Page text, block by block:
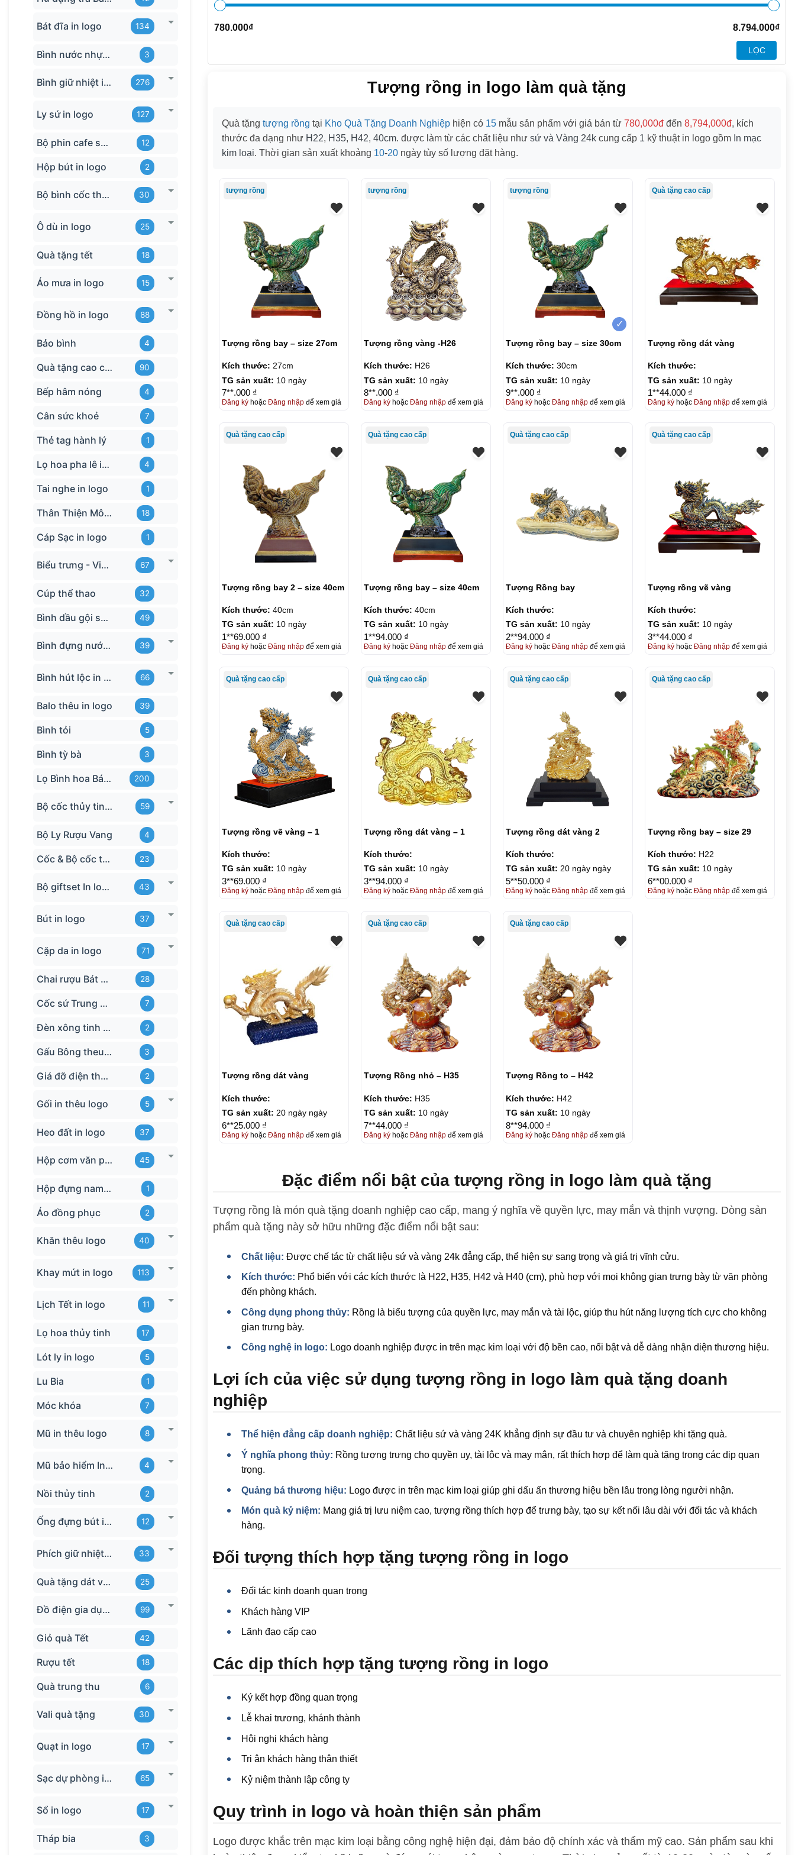
Bát đĩa in logo 134
Bình nước nhựa TQ 3
Bình giữ nhiệt in logo 276
Ly sứ in logo 127
Bộ phin cafe sứ Bát Tràng 12
Hộp bút in logo 2
Bộ bình cốc thủy tinh 30
Ô dù in logo 25
Quà tặng tết 18
Áo mưa in logo 15
Đồng hồ in logo 88
Bảo bình 4
Quà tặng cao cấp 90
Bếp hâm nóng 4
Cân sức khoẻ 7
Thẻ tag hành lý 1
Lọ hoa pha lê in logo 4
Tai nghe in logo 1
Thân Thiện Môi trường 18
Cáp Sạc in logo 1
Biểu trưng - Vinh danh in logo 67
Cúp thể thao 32
Bình dầu gội sữa tắm 49
Bình đựng nước in logo 39
Bình hút lộc in logo 66
Balo thêu in logo 39
Bình tỏi 5
Bình tỳ bà 3
Lọ Bình hoa Bát Tràng in logo 200
Bộ cốc thủy tinh hãng 59
Bộ Ly Rượu Vang 4
Cốc & Bộ cốc thủy tinh TQ 23
Bộ giftset In logo 43
Bút in logo 37
Cặp da in logo 71
Chai rượu Bát Tràng 28
Cốc sứ Trung Quốc 7
Đèn xông tinh dầu 2
Gấu Bông theu-logo 3
Giá đỡ điện thoại 2
Gối in thêu logo 5
Heo đất in logo 37
Hộp cơm văn phòng 45
Hộp đựng name card 1
Áo đồng phục 2
Khăn thêu logo 40
Khay mứt in logo 113
Lịch Tết in logo 11
Lọ hoa thủy tinh 17
Lót ly in logo 5
Lu Bia 1
Móc khóa 7
Mũ in thêu logo 8
Mũ bảo hiểm In logo 4
Nồi thủy tinh 2
Ống đựng bút in logo 12
Phích giữ nhiệt quà tặng 33
Quà tặng dát vàng 25
Đồ điện gia dụng in logo 99
Giỏ quà Tết 42
Rượu tết 18
Quà trung thu 6
Vali quà tặng 30
Quạt in logo 17
Sạc dự phòng in logo 65
Sổ in logo 17
Tháp bia 3
780.000₫ 8.794.000₫
LỌC
Tượng rồng in logo làm quà tặng
Quà tặng tượng rồng tại Kho Quà Tặng Doanh Nghiệp hiện có 15 mẫu sản phẩm với giá bán từ 780,000đ đến 8,794,000đ, kích
thước đa dạng như H22, H35, H42, 40cm. được làm từ các chất liệu như sứ và Vàng 24k cung cấp 1 kỹ thuật in logo gồm In mạc
kim loại. Thời gian sản xuất khoảng 10-20 ngày tùy số lượng đặt hàng.
tượng rồng
Tượng rồng bay – size 27cm
Kích thước: 27cm
TG sản xuất: 10 ngày
7**.000 ₫
Đăng kýhoặc Đăng nhậpđể xem giá
tượng rồng
Tượng rồng vàng -H26
Kích thước: H26
TG sản xuất: 10 ngày
8**.000 ₫
Đăng kýhoặc Đăng nhậpđể xem giá
tượng rồng
✓
Tượng rồng bay – size 30cm
Kích thước: 30cm
TG sản xuất: 10 ngày
9**.000 ₫
Đăng kýhoặc Đăng nhậpđể xem giá
Quà tặng cao cấp
Tượng rồng dát vàng
Kích thước:
TG sản xuất: 10 ngày
1**44.000 ₫
Đăng kýhoặc Đăng nhậpđể xem giá
Quà tặng cao cấp
Tượng rồng bay 2 – size 40cm
Kích thước: 40cm
TG sản xuất: 10 ngày
1**69.000 ₫
Đăng kýhoặc Đăng nhậpđể xem giá
Quà tặng cao cấp
Tượng rồng bay – size 40cm
Kích thước: 40cm
TG sản xuất: 10 ngày
1**94.000 ₫
Đăng kýhoặc Đăng nhậpđể xem giá
Quà tặng cao cấp
Tượng Rồng bay
Kích thước:
TG sản xuất: 10 ngày
2**94.000 ₫
Đăng kýhoặc Đăng nhậpđể xem giá
Quà tặng cao cấp
Tượng rồng vẽ vàng
Kích thước:
TG sản xuất: 10 ngày
3**44.000 ₫
Đăng kýhoặc Đăng nhậpđể xem giá
Quà tặng cao cấp
Tượng rồng vẽ vàng – 1
Kích thước:
TG sản xuất: 10 ngày
3**69.000 ₫
Đăng kýhoặc Đăng nhậpđể xem giá
Quà tặng cao cấp
Tượng rồng dát vàng – 1
Kích thước:
TG sản xuất: 10 ngày
3**94.000 ₫
Đăng kýhoặc Đăng nhậpđể xem giá
Quà tặng cao cấp
Tượng rồng dát vàng 2
Kích thước:
TG sản xuất: 20 ngày ngày
5**50.000 ₫
Đăng kýhoặc Đăng nhậpđể xem giá
Quà tặng cao cấp
Tượng rồng bay – size 29
Kích thước: H22
TG sản xuất: 10 ngày
6**00.000 ₫
Đăng kýhoặc Đăng nhậpđể xem giá
Quà tặng cao cấp
Tượng rồng dát vàng
Kích thước:
TG sản xuất: 20 ngày ngày
6**25.000 ₫
Đăng kýhoặc Đăng nhậpđể xem giá
Quà tặng cao cấp
Tượng Rồng nhỏ – H35
Kích thước: H35
TG sản xuất: 10 ngày
7**44.000 ₫
Đăng kýhoặc Đăng nhậpđể xem giá
Quà tặng cao cấp
Tượng Rồng to – H42
Kích thước: H42
TG sản xuất: 10 ngày
8**94.000 ₫
Đăng kýhoặc Đăng nhậpđể xem giá
Đặc điểm nổi bật của tượng rồng in logo làm quà tặng
Tượng rồng là món quà tặng doanh nghiệp cao cấp, mang ý nghĩa về quyền lực, may mắn và thịnh vượng. Dòng sản
phẩm quà tặng này sở hữu những đặc điểm nổi bật sau:
Chất liệu: Được chế tác từ chất liệu sứ và vàng 24k đẳng cấp, thể hiện sự sang trọng và giá trị vĩnh cửu.
Kích thước: Phổ biến với các kích thước là H22, H35, H42 và H40 (cm), phù hợp với mọi không gian trưng bày từ văn phòng
đến phòng khách.
Công dụng phong thủy: Rồng là biểu tượng của quyền lực, may mắn và tài lộc, giúp thu hút năng lượng tích cực cho không
gian trưng bày.
Công nghệ in logo: Logo doanh nghiệp được in trên mạc kim loại với độ bền cao, nổi bật và dễ dàng nhận diện thương hiệu.
Lợi ích của việc sử dụng tượng rồng in logo làm quà tặng doanh
nghiệp
Thể hiện đẳng cấp doanh nghiệp: Chất liệu sứ và vàng 24K khẳng định sự đầu tư và chuyên nghiệp khi tặng quà.
Ý nghĩa phong thủy: Rồng tượng trưng cho quyền uy, tài lộc và may mắn, rất thích hợp để làm quà tặng trong các dịp quan
trọng.
Quảng bá thương hiệu: Logo được in trên mạc kim loại giúp ghi dấu ấn thương hiệu bền lâu trong lòng người nhận.
Món quà kỷ niệm: Mang giá trị lưu niệm cao, tượng rồng thích hợp để trưng bày, tạo sự kết nối lâu dài với đối tác và khách
hàng.
Đối tượng thích hợp tặng tượng rồng in logo
Đối tác kinh doanh quan trọng
Khách hàng VIP
Lãnh đạo cấp cao
Các dịp thích hợp tặng tượng rồng in logo
Ký kết hợp đồng quan trọng
Lễ khai trương, khánh thành
Hội nghị khách hàng
Tri ân khách hàng thân thiết
Kỷ niệm thành lập công ty
Quy trình in logo và hoàn thiện sản phẩm
Logo được khắc trên mạc kim loại bằng công nghệ hiện đại, đảm bảo độ chính xác và thẩm mỹ cao. Sản phẩm sau khi